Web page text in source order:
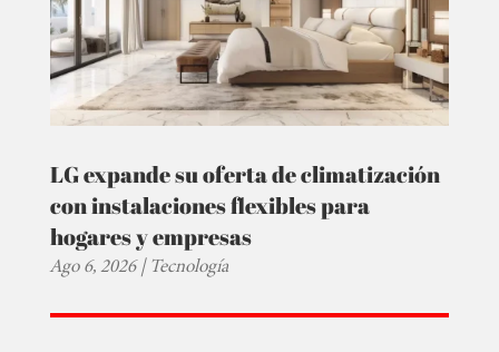
LG expande su oferta de climatización
con instalaciones flexibles para
hogares y empresas
Ago 6, 2026|Tecnología